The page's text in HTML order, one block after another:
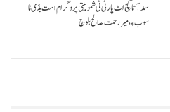
سد آتا کچ اٹ پارٹی ٹی شمولیتی پروگرام است بڈی نا
سوب ءِ،میر رحمت صالح بلوچ